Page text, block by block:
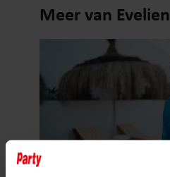
Meer van Evelien